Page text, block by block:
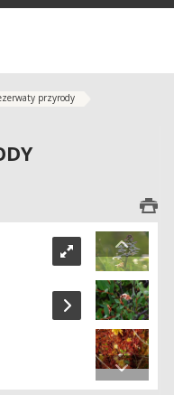
przyrody